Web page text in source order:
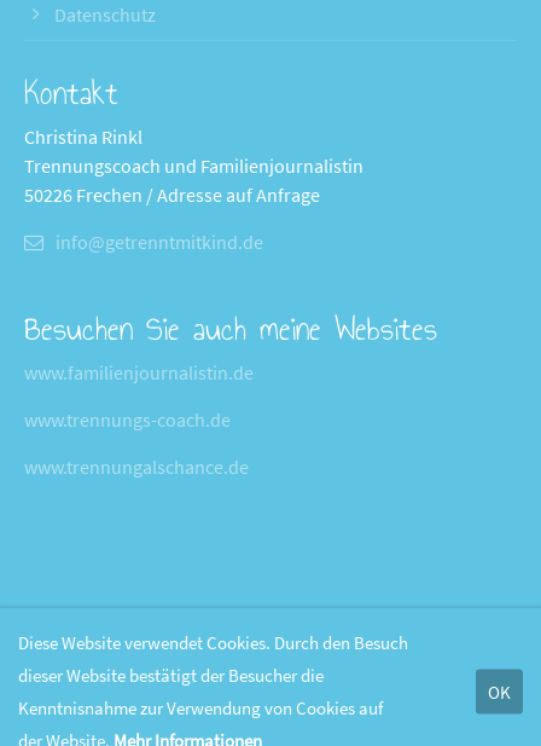
Datenschutz
Kontakt
Christina Rinkl
Trennungscoach und Familienjournalistin
50226 Frechen / Adresse auf Anfrage
info@getrenntmitkind.de
Besuchen Sie auch meine Websites
www.familienjournalistin.de
www.trennungs-coach.de
www.trennungalschance.de
Diese Website verwendet Cookies. Durch den Besuch
dieser Website bestätigt der Besucher die
Kenntnisnahme zur Verwendung von Cookies auf
der Website. Mehr Informationen
OK